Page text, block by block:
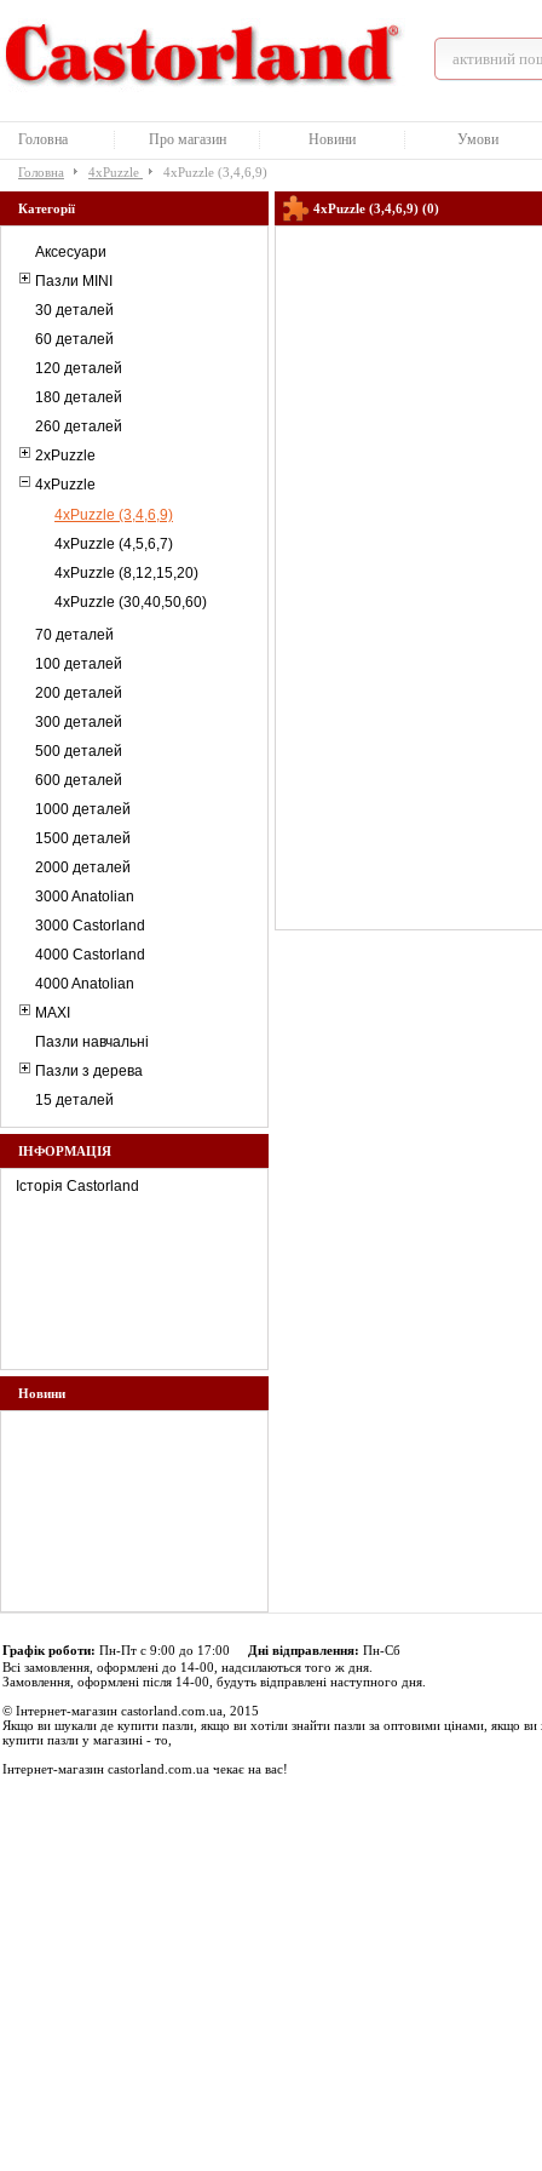
Головна Про магазин Новини Умови
Головна 4xPuzzle 4xPuzzle (3,4,6,9)
Категорії
Аксесуари
Пазли MINI
30 деталей
60 деталей
120 деталей
180 деталей
260 деталей
2xPuzzle
4xPuzzle
4xPuzzle (3,4,6,9)
4xPuzzle (4,5,6,7)
4xPuzzle (8,12,15,20)
4xPuzzle (30,40,50,60)
70 деталей
100 деталей
200 деталей
300 деталей
500 деталей
600 деталей
1000 деталей
1500 деталей
2000 деталей
3000 Anatolian
3000 Castorland
4000 Castorland
4000 Anatolian
MAXI
Пазли навчальні
Пазли з дерева
15 деталей
ІНФОРМАЦІЯ
Історія Castorland
Новини
4xPuzzle (3,4,6,9) (0)
Графік роботи: Пн-Пт с 9:00 до 17:00 Дні відправлення: Пн-Сб
Всі замовлення, оформлені до 14-00, надсилаються того ж дня.
Замовлення, оформлені після 14-00, будуть відправлені наступного дня.
© Інтернет-магазин castorland.com.ua, 2015
Якщо ви шукали де купити пазли, якщо ви хотіли знайти пазли за оптовими цінами, якщо ви
купити пазли у магазині - то,
Інтернет-магазин castorland.com.ua чекає на вас!